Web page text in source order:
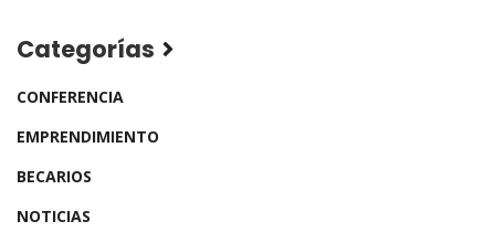
Categorías
CONFERENCIA
EMPRENDIMIENTO
BECARIOS
NOTICIAS